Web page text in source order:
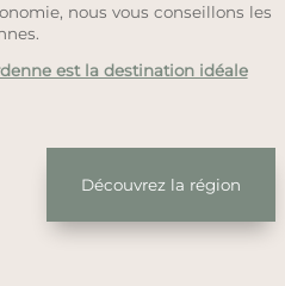
nous vous conseillons les
est la destination idéale
Découvrez la région